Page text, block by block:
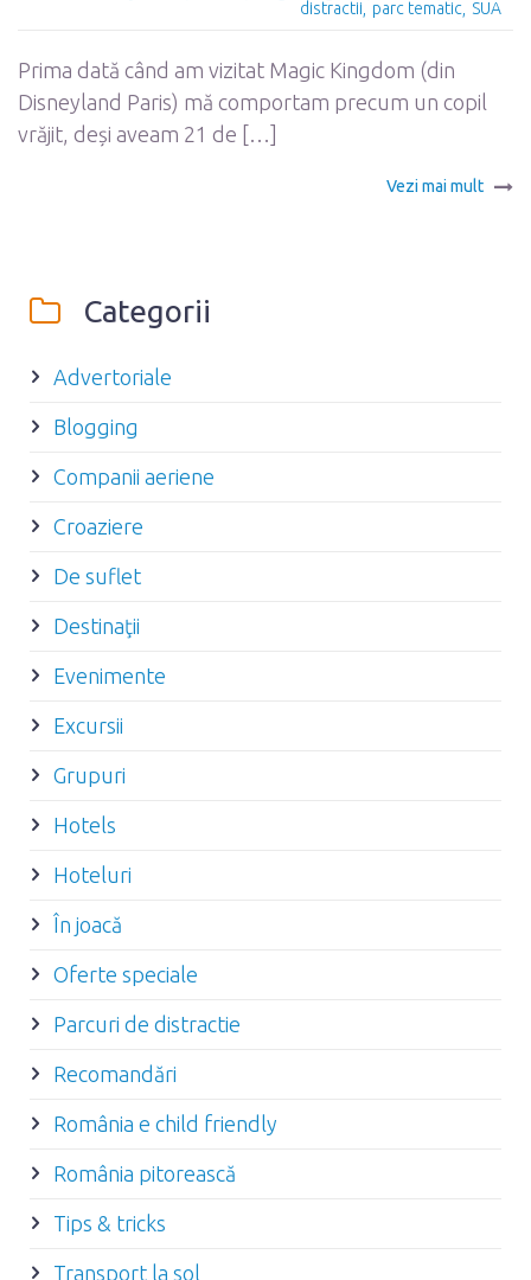
distractii
parc tematic SUA
Prima dată când am vizitat Magic Kingdom (din
Disneyland Paris) mă comportam precum un copil
vrăjit, deși aveam 21 de […]
Vezi mai mult
Categorii
Advertoriale
Blogging
Companii aeriene
Croaziere
De suflet
Destinaţii
Evenimente
Excursii
Grupuri
Hotels
Hoteluri
În joacă
Oferte speciale
Parcuri de distractie
Recomandări
România e child friendly
România pitorească
Tips & tricks
Transport la sol